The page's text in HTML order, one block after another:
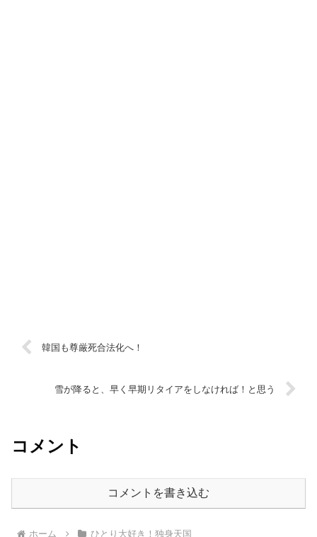
韓国も尊厳死合法化へ！
雪が降ると、早く早期リタイアをしなければ！と思う
コメント
コメントを書き込む
ホーム ひとり大好き！独身天国